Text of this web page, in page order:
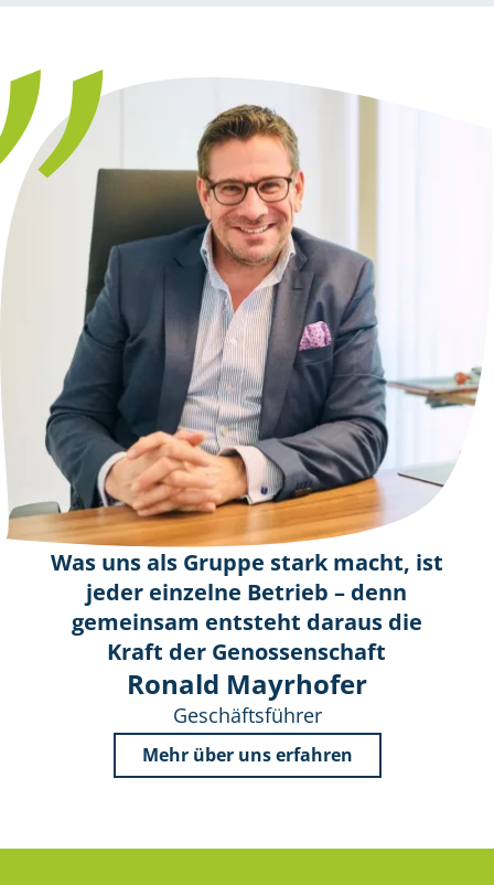
Was uns als Gruppe stark macht, ist
jeder einzelne Betrieb – denn
gemeinsam entsteht daraus die
Kraft der Genossenschaft
Ronald Mayrhofer
Geschäftsführer
Mehr über uns erfahren